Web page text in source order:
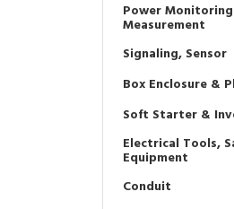
Power
Measurement
Signaling, Sensor
Box Enclosure &
Soft Starter &
Electrical Tools,
Equipment
Conduit